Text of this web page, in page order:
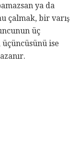
ya da
çalmak, bir varış
üç
ise